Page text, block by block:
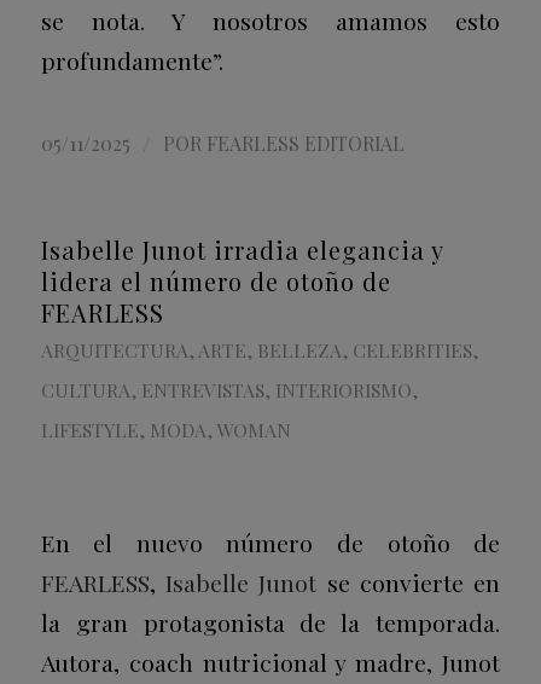
se nota. Y nosotros amamos esto
profundamente”.
05/11/2025 POR FEARLESS EDITORIAL
Isabelle Junot irradia elegancia y
lidera el número de otoño de
FEARLESS
ARQUITECTURA, ARTE, BELLEZA, CELEBRITIES,
CULTURA, ENTREVISTAS, INTERIORISMO,
LIFESTYLE, MODA, WOMAN
En el nuevo número de otoño de
FEARLESS, Isabelle Junot se convierte en
la gran protagonista de la temporada.
Autora, coach nutricional y madre, Junot